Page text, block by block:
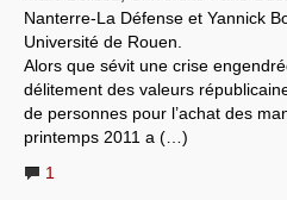
Systèmes & société sous
Nouvelles de l’antirépublique
Crises "Covid-19 & H1N1"
Guerre en Ukraine
Nanterre-La Défense et Yannick
Université de Rouen.
Alors que sévit une crise
délitement des valeurs
de personnes pour l’achat des
printemps 2011 a (…)
1